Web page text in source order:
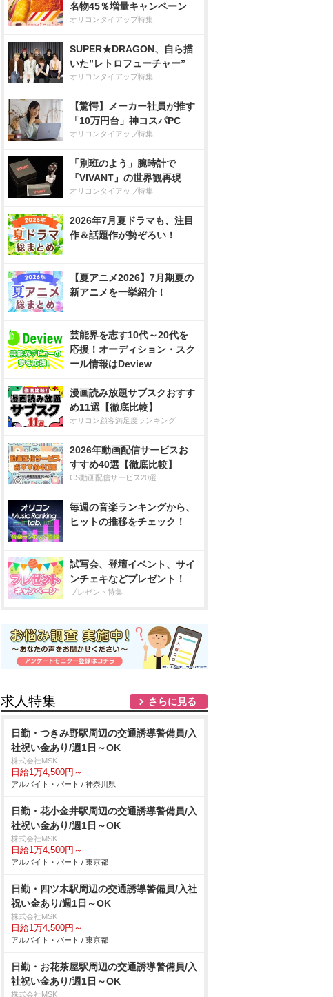
名物45％増量キャンペーン
オリコンタイアップ特集
SUPER★DRAGON、自ら描
いた”レトロフューチャー”
オリコンタイアップ特集
【驚愕】メーカー社員が推す
「10万円台」神コスパPC
オリコンタイアップ特集
「別班のよう」腕時計で
『VIVANT』の世界観再現
オリコンタイアップ特集
2026年7月夏ドラマも、注目
作＆話題作が勢ぞろい！
【夏アニメ2026】7月期夏の
新アニメを一挙紹介！
芸能界を志す10代～20代を
応援！オーディション・スク
ール情報はDeview
漫画読み放題サブスクおすす
め11選【徹底比較】
オリコン顧客満足度ランキング
2026年動画配信サービスお
すすめ40選【徹底比較】
CS動画配信サービス20選
毎週の音楽ランキングから、
ヒットの推移をチェック！
試写会、登壇イベント、サイ
ンチェキなどプレゼント！
プレゼント特集
求人特集 さらに見る
日勤・つきみ野駅周辺の交通誘導警備員/入
社祝い金あり/週1日～OK
株式会社MSK
日給1万4,500円～
アルバイト・パート / 神奈川県
日勤・花小金井駅周辺の交通誘導警備員/入
社祝い金あり/週1日～OK
株式会社MSK
日給1万4,500円～
アルバイト・パート / 東京都
日勤・四ツ木駅周辺の交通誘導警備員/入社
祝い金あり/週1日～OK
株式会社MSK
日給1万4,500円～
アルバイト・パート / 東京都
日勤・お花茶屋駅周辺の交通誘導警備員/入
社祝い金あり/週1日～OK
株式会社MSK